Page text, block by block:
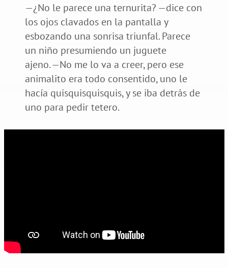
—¿No le parece una ternurita? —dice con
los ojos clavados en la pantalla y
esbozando una sonrisa triunfal. Parece
un niño presumiendo un juguete
ajeno. —No me lo va a creer, pero ese
animalito era todo consentido, uno le
hacía quisquisquisquis, y se iba detrás de
uno para pedir tetero.